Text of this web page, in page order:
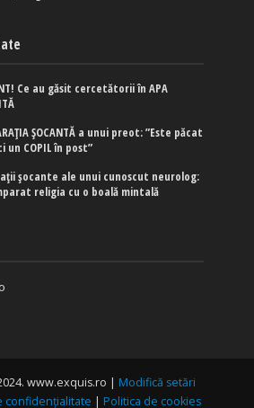
Ce au găsit cercetătorii în APA
ȘOCANTĂ a unui preot: ”Este păcat
un COPIL în post”
şocante ale unui cunoscut neurolog:
religia cu o boală mintală
www.exquis.ro | Modifică setări
confidențialitate | Politica de cookies